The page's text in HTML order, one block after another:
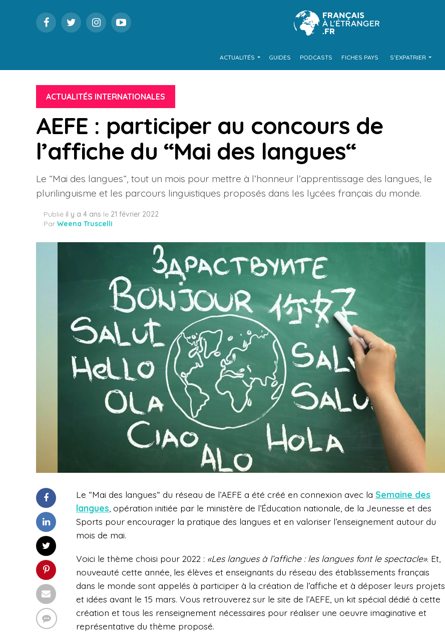
ACTUALITÉS GUIDES PODCASTS FICHES PAYS S’EXPATRIER
ACTUALITÉS INTERNATIONALES
AEFE : participer au concours de
l’affiche du “Mai des langues“
Le “Mai des langues“, tout un mois pour mettre à l’honneur l’apprentissage des langues, le
plurilinguisme et les parcours linguistiques proposés dans les lycées français du monde.
Publié il y a 4 ans le 21 février 2022
Par Weena Truscelli
Le “Mai des langues“ du réseau de l’AEFE a été créé en connexion avec la Semaine des
langues , opération initiée par le ministère de l’Éducation nationale, de la Jeunesse et des
Sports pour encourager la pratique des langues et en valoriser l’enseignement autour du
mois de mai.
Voici le thème choisi pour 2022 : «Les langues à l’affiche : les langues font le spectacle». Et,
nouveauté cette année, les élèves et enseignants du réseau des établissements français
dans le monde sont appelés à participer à la création de l’affiche et à déposer leurs projets
et idées avant le 15 mars. Vous retrouverez sur le site de l’AEFE, un kit spécial dédié à cette
création et tous les renseignement nécessaires pour réaliser une oeuvre imaginative et
représentative du thème proposé.